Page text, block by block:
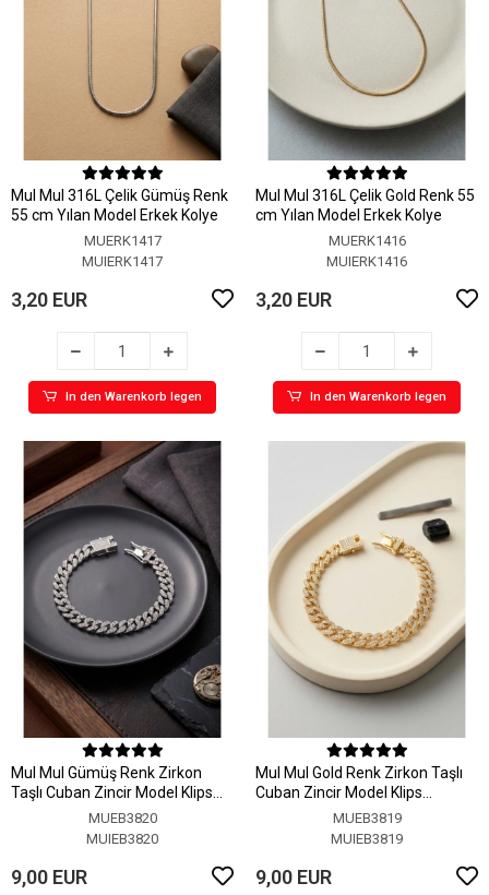
MuI MuI 316L Çelik Gümüş Renk
55 cm Yılan Model Erkek Kolye
MUERK1417
MUIERK1417
3,20 EUR
In den Warenkorb legen
MuI MuI 316L Çelik Gold Renk 55
cm Yılan Model Erkek Kolye
MUERK1416
MUIERK1416
3,20 EUR
In den Warenkorb legen
MuI MuI Gümüş Renk Zirkon
Taşlı Cuban Zincir Model Klips
Kapamalı Erkek Bileklik
MUEB3820
MUIEB3820
9,00 EUR
MuI MuI Gold Renk Zirkon Taşlı
Cuban Zincir Model Klips
Kapamalı Erkek Bileklik
MUEB3819
MUIEB3819
9,00 EUR